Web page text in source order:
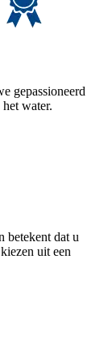
gepassioneerd
water.
betekent dat u
uit een